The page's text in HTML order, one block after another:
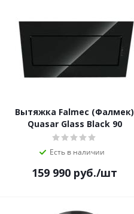
Вытяжка Falmec (Фалмек)
Quasar Glass Black 90
Есть в наличии
159 990 руб./шт